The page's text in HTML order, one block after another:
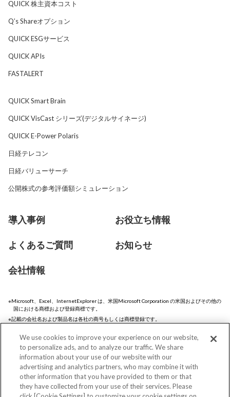
QUICK 株主資本コスト
Q’s Shareオプション
QUICK ESGサービス
QUICK APIs
FASTALERT
QUICK Smart Brain
QUICK VisCast シリーズ(デジタルサイネージ)
QUICK E-Power Polaris
日経テレコン
日経バリューサーチ
公開株式の参考評価額シミュレーション
導入事例 お役立ち情報
よくあるご質問 お知らせ
会社情報
Microsoft、Excel、InternetExplorer は、米国Microsoft Corporation の米国およびその他の
国における商標および登録商標です。
記載の会社名および製品名は各社の商号もしくは商標登録です。
QUICKとは サイトマップ
サイトについて 個人情報保護方針
We use cookies to improve your experience on our website,
to personalize ads, and to analyze our traffic. We share
information about your use of our website with our
advertising and analytics partners, who may combine it with
other information that you have provided to them or that
they have collected from your use of their services. Please